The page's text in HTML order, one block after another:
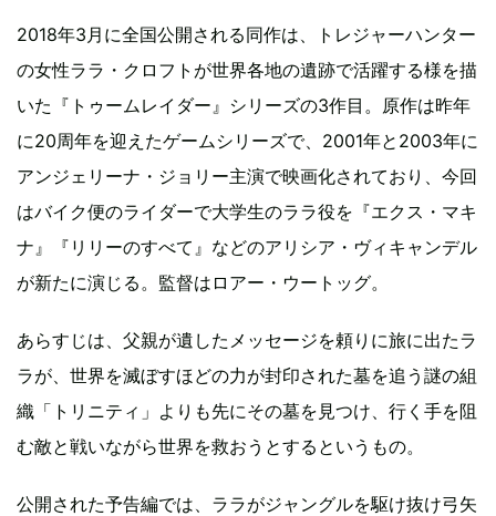
2018年3月に全国公開される同作は、トレジャーハンター
の女性ララ・クロフトが世界各地の遺跡で活躍する様を描
いた『トゥームレイダー』シリーズの3作目。原作は昨年
に20周年を迎えたゲームシリーズで、2001年と2003年に
アンジェリーナ・ジョリー主演で映画化されており、今回
はバイク便のライダーで大学生のララ役を『エクス・マキ
ナ』『リリーのすべて』などのアリシア・ヴィキャンデル
が新たに演じる。監督はロアー・ウートッグ。
あらすじは、父親が遺したメッセージを頼りに旅に出たラ
ラが、世界を滅ぼすほどの力が封印された墓を追う謎の組
織「トリニティ」よりも先にその墓を見つけ、行く手を阻
む敵と戦いながら世界を救おうとするというもの。
公開された予告編では、ララがジャングルを駆け抜け弓矢